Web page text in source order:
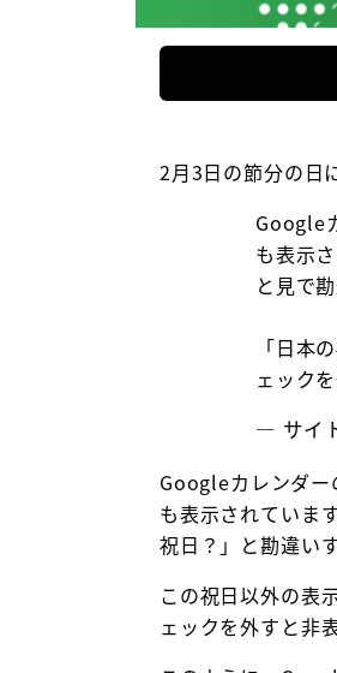
2月3日の節分の日
Google
も表示
と見で
「日本
ェック
— サイ
Googleカレンダー
も表示されていま
祝日？」と勘違い
この祝日以外の表
ェックを外すと非